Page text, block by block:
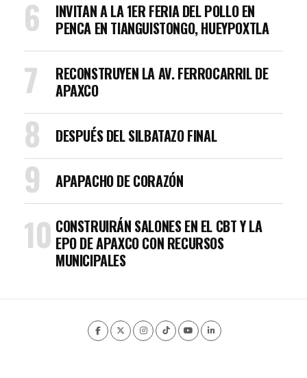
INVITAN A LA 1ER FERIA DEL POLLO EN
PENCA EN TIANGUISTONGO, HUEYPOXTLA
RECONSTRUYEN LA AV. FERROCARRIL DE
APAXCO
DESPUÉS DEL SILBATAZO FINAL
APAPACHO DE CORAZÓN
CONSTRUIRÁN SALONES EN EL CBT Y LA
EPO DE APAXCO CON RECURSOS
MUNICIPALES